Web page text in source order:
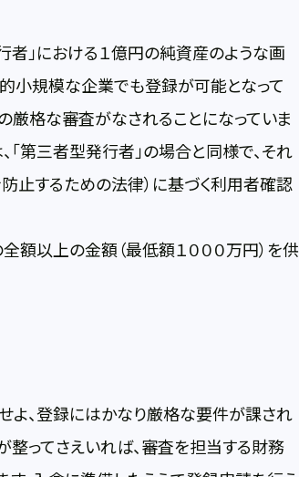
者」における１億円の純資産のような画
小規模な企業でも登録が可能となって
厳格な審査がなされることになっていま
「第三者型発行者」の場合と同様で、それ
止するための法律）に基づく利用者確認
額以上の金額（最低額１０００万円）を供
よ、登録にはかなり厳格な要件が課され
整ってさえいれば、審査を担当する財務